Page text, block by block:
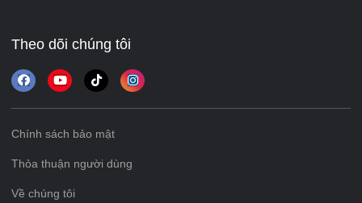
Theo dõi chúng tôi
Chính sách bảo mật
Thỏa thuận người dùng
Về chúng tôi